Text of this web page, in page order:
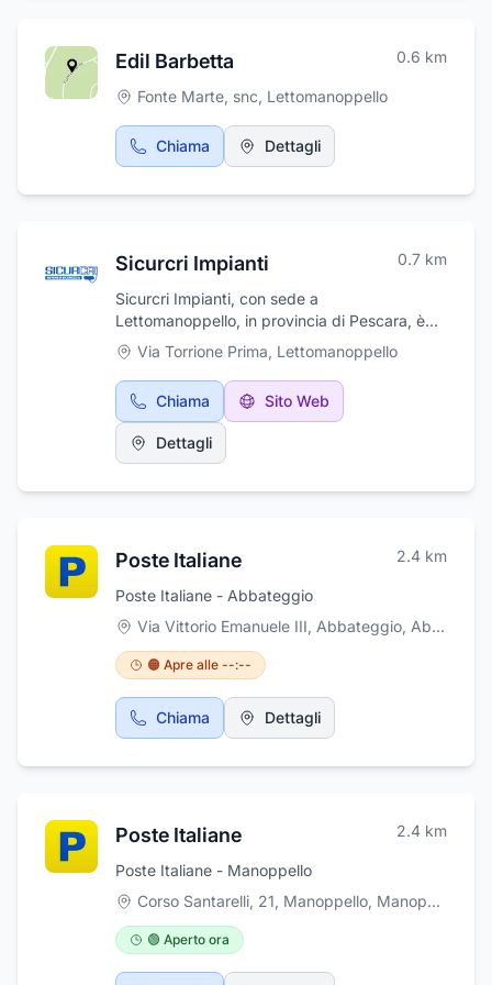
Edil Barbetta 0.6 km
Fonte Marte, snc, Lettomanoppello
Chiama Dettagli
Sicurcri Impianti 0.7 km
Sicurcri Impianti, con sede a
Lettomanoppello, in provincia di Pescara, è
specializzato nell'installazione di impianti
elettrici e sistemi di sicurezza. Il titolare,
Crisante Pietro, vanta un'esperienza
ultraventennale nel settore e si occupa di
impianti elettrici civili e industriali. I servizi
offerti includono l'installazione di impianti di
circuito chiuso, domotica, illuminazione di
Impianti è un punto di riferimento affidabile
agli impianti elettrici.
Via Torrione Prima, Lettomanoppello
Chiama Sito Web
Dettagli
Poste Italiane 2.4 km
Poste Italiane - Abbateggio
Via Vittorio Emanuele III, Abbateggio, Abbateggio
🟠 Apre alle --:--
Chiama Dettagli
Poste Italiane 2.4 km
Poste Italiane - Manoppello
Corso Santarelli, 21, Manoppello, Manoppello
🟢 Aperto ora